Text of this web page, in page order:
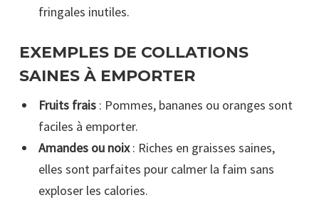
fringales inutiles.
EXEMPLES DE COLLATIONS
SAINES À EMPORTER
Fruits frais: Pommes, bananes ou oranges sont
faciles à emporter.
Amandes ou noix: Riches en graisses saines,
elles sont parfaites pour calmer la faim sans
exploser les calories.